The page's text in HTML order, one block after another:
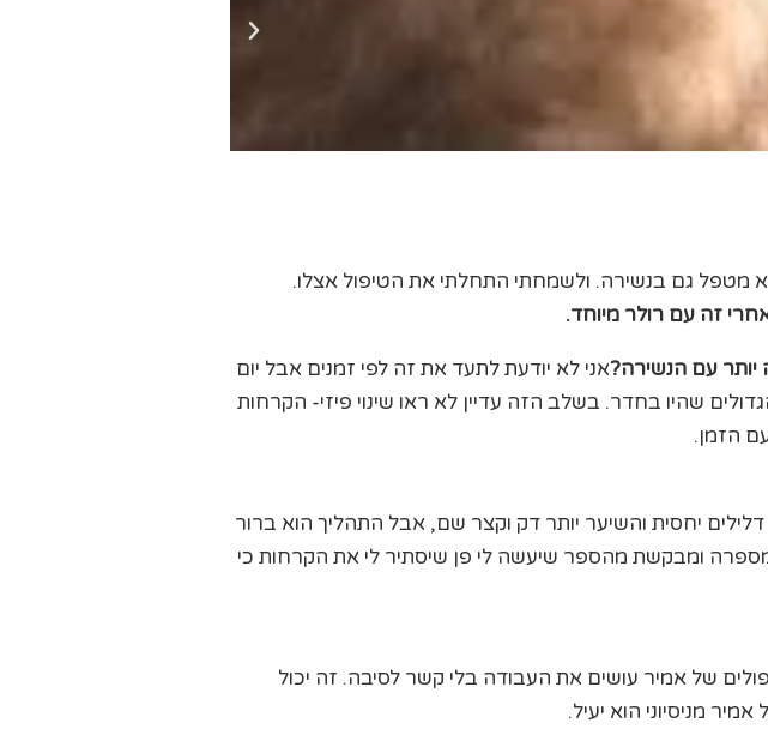
מטפל גם בנשירה. ולשמחתי התחלתי את הטיפול אצלו.
זה עם רולר מיוחד.
יותר עם הנשירה?אני לא יודעת לתעד את זה לפי זמנים אבל יום
שהיו בחדר. בשלב הזה עדיין לא ראו שינוי פיזי- הקרחות
הזמן.
יחסית והשיער יותר דק וקצר שם, אבל התהליך הוא ברור
ומבקשת מהספר שיעשה לי פן שיסתיר לי את הקרחות כי
של אמיר עושים את העבודה בלי קשר לסיבה. זה יכול
מניסיוני הוא יעיל.